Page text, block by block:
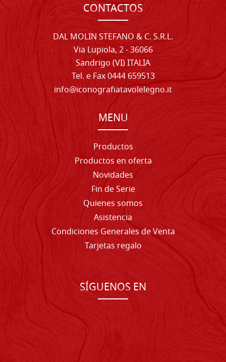
CONTACTOS
DAL MOLIN STEFANO & C. S.R.L.
Via Lupiola, 2 - 36066
Sandrigo (VI) ITALIA
Tel. e Fax 0444 659513
info@iconografiatavolelegno.it
MENU
Productos
Productos en oferta
Novidades
Fin de Serie
Quienes somos
Asistencia
Condiciones Generales de Venta
Tarjetas regalo
SÍGUENOS EN